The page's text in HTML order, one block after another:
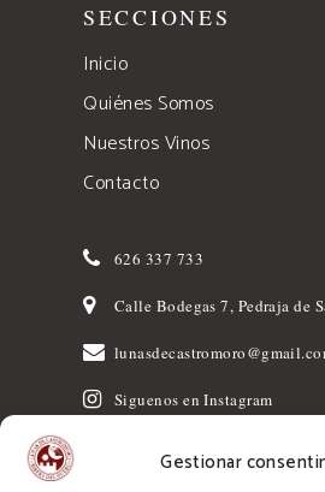
Gestionar
SECCIONES
Inicio
Quiénes Somos
Nuestros Vinos
Contacto
626 337 733
Calle Bodegas 7, Pedraja de
Siguenos en Instagram